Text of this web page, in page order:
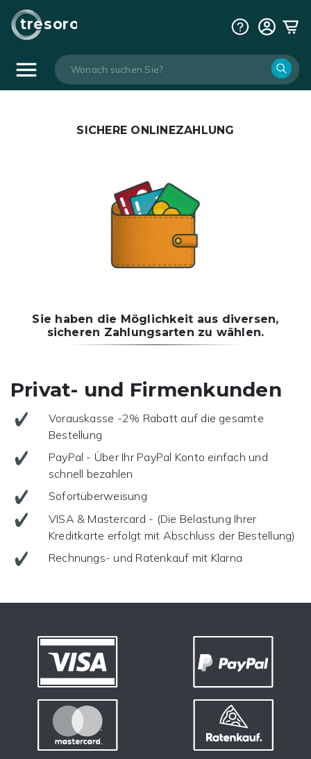
tresoro
SICHERE ONLINEZAHLUNG
Sie haben die Möglichkeit aus diversen,
sicheren Zahlungsarten zu wählen.
Privat- und Firmenkunden
Vorauskasse -2% Rabatt auf die gesamte
Bestellung
PayPal - Über Ihr PayPal Konto einfach und
schnell bezahlen
Sofortüberweisung
VISA & Mastercard - (Die Belastung Ihrer
Kreditkarte erfolgt mit Abschluss der Bestellung)
Rechnungs- und Ratenkauf mit Klarna